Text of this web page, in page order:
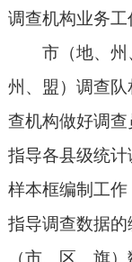
调查机构业务工
市（地、州
州、盟）调查
查机构做好调
指导各县级统计
样本框编制工
指导调查数据
（市、区、旗